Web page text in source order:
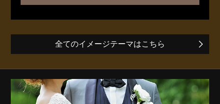
全てのイメージテーマはこちら